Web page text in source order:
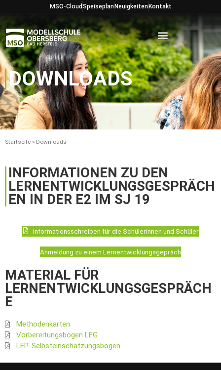
Inhalt
springen
MSO-Cloud Speiseplan Neuigkeiten Kontakt
DOWNLOADS
Startseite » Downloads
INFORMATIONEN ZU DEN
LERNENTWICKLUNGSGESPRÄCH
EN IN DER E2 IM SJ 19
Informationsschreiben für die Schülerinnen und Schüler
Anmeldung zu einem Lernentwicklungsgepräch
MATERIAL FÜR
LERNENTWICKLUNGSGESPRÄCH
E
Methodenkarten
Vorbereitungsbogen LEG
LEP-Selbsteinschätzungsbogen